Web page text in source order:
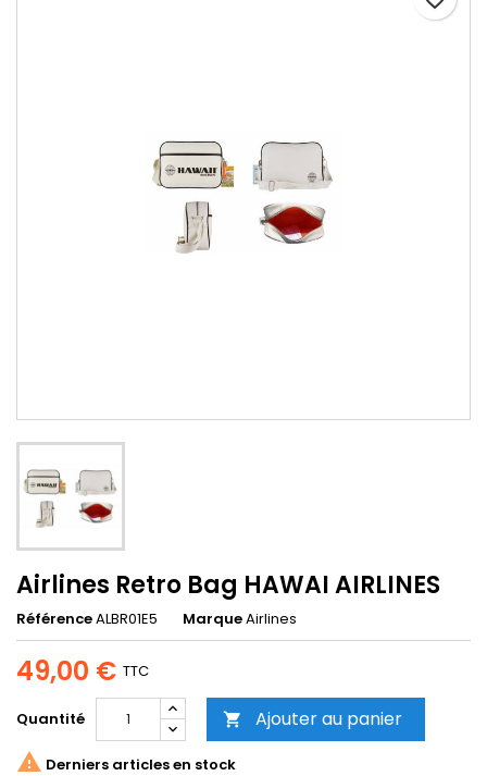
Airlines Retro Bag HAWAI AIRLINES
RéférenceALBR01E5 MarqueAirlines
49,00 € TTC
Quantité  Ajouter au panier
 Derniers articles en stock